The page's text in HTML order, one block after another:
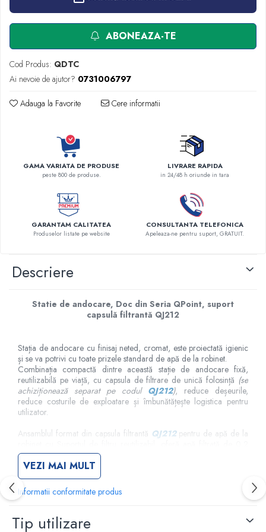
Robineti
Accesorii vase
Tevi cupru si accesorii
Console tavan sali operatie
Lavoare apa sterila
Adaptori/cuple
Prefiltre lavoare
Electrochirurgie
Manere pentru electrocautere
Cabluri conectare electrozi neutri
Electrozi neutri
Electrocautere
Aspiratoare de fum
Criocautere
Hartie
Accesorii pentru perfuzie
Geluri
Filtre antibacteriene si antivirale
Garouri
Cabluri EKG (10 fire)
Electrozi ECG / EKG
Sonde TOCO
Sonde US
Vase
ABONEAZA-TE
Cod Produs: QDTC
Ai nevoie de ajutor? 0731006797
Adauga la Favorite Cere informatii
GAMA VARIATA DE PRODUSE
peste 800 de produse.
LIVRARE RAPIDA
in 24/48 h oriunde in tara
GARANTAM CALITATEA
Produselor listate pe website
CONSULTANTA TELEFONICA
Apeleaza-ne pentru suport, GRATUIT.
Descriere
Statie de andocare, Doc din Seria QPoint, suport
capsulă filtrantă QJ212
Stația de andocare cu finisaj neted, cromat, este proiectată igienic
și se va potrivi cu toate prizele standard de apă de la robinet.
Combinația compactă dintre această stație de andocare fixă,
reutilizabilă ​​pe viață, cu capsula de filtrare de unică folosință (se
achiziționează separat pe codul QJ212), reduce deșeurile,
reduce costurile de exploatare și îmbunătățește logistica pentru
utilizator.
Ansamblul format din capsula filtrantă
QJ212pentru de apă de la
μm, de calitate, sterilizată.
(Capsula filtrantă reține ciupercile, protozoarele și bacteriile
precum Legionella spp., Pseudomonas spp., Mycobacteria non-
tuberculoasă și Escherichia coli fără restricții de volum).
O combinație a aditivului bacteriostatic fără leșiere, cu eficacitate
>99% și protecție interioară a membranei din capsula filtrantă,
VEZI MAI MULT
Informatii conformitate produs
Tip utilizare